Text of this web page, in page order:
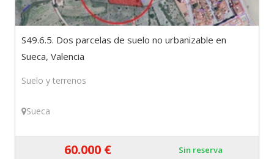
S49.6.5. Dos parcelas de suelo no urbanizable en
Sueca, Valencia
Suelo y terrenos
Sueca
60.000 € Sin reserva